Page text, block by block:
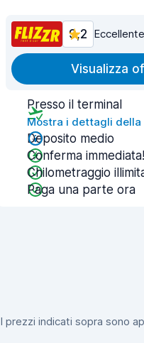
9,2 Eccellente
Visualizza
Presso il terminal
Mostra i dettagli della
Deposito medio
Conferma immediata!
Chilometraggio
Paga una parte ora
I prezzi indicati sopra sono